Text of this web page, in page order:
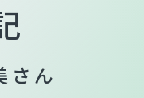
さん